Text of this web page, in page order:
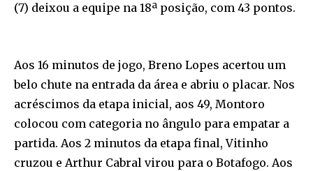
(7) deixou a equipe na 18ª posição, com 43 pontos.
Aos 16 minutos de jogo, Breno Lopes acertou um
belo chute na entrada da área e abriu o placar. Nos
acréscimos da etapa inicial, aos 49, Montoro
colocou com categoria no ângulo para empatar a
partida. Aos 2 minutos da etapa final, Vitinho
cruzou e Arthur Cabral virou para o Botafogo. Aos